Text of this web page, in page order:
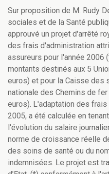
Sur proposition de M. Rudy
sociales et de la Santé
approuvé un projet d'arrêté
des frais d'administration
assureurs pour l'année 2006
montants destinés aux 5
euros) et pour la Caisse des
nationale des Chemins de
euros). L'adaptation des
2005, a été calculée en
l'évolution du salaire
norme de croissance réelle
des soins de santé ou du
indemnisées. Le projet est